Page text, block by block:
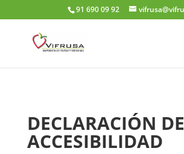
91 690 09 92
DECLARACIÓN DE
ACCESIBILIDAD